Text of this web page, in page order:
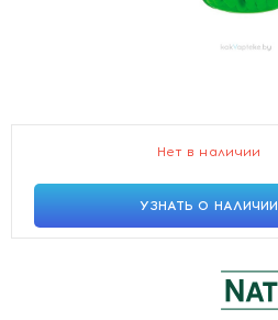
Нет в наличии
УЗНАТЬ О НАЛИЧИИ